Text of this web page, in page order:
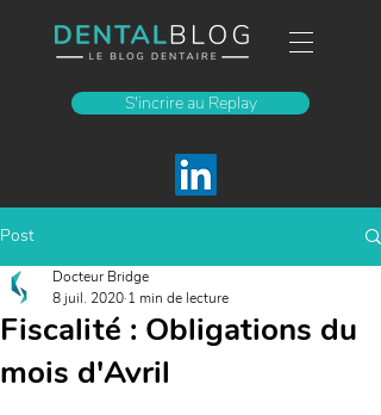
S'incrire au Replay
Post
Fiscalité : Obligations du
mois d'Avril
Docteur Bridge
8 juil. 2020 1 min de lecture